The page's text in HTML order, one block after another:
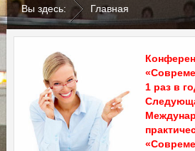
Вы здесь: Главная
1 раз в